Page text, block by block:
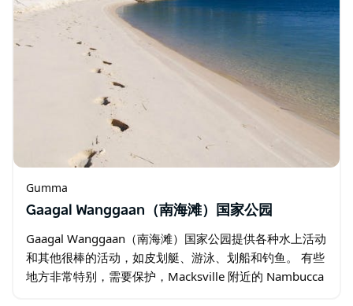
Gumma
Gaagal Wanggaan（南海滩）国家公园
Gaagal Wanggaan（南海滩）国家公园提供各种水上活动
和其他很棒的活动，如皮划艇、游泳、划船和钓鱼。 有些
地方非常特别，需要保护，Macksville 附近的 Nambucca